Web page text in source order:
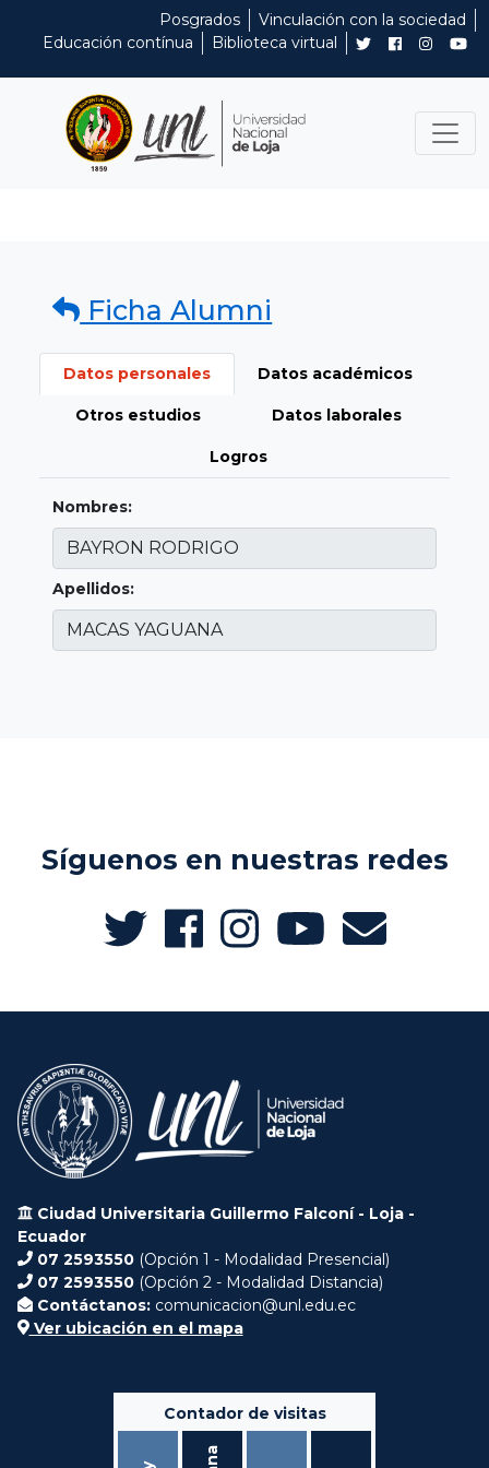
Posgrados
Vinculación con la sociedad
Educación contínua
Biblioteca virtual
Ficha Alumni
Datos personales Datos académicos
Otros estudios Datos laborales
Logros
Nombres:
Apellidos:
Síguenos en nuestras redes
Ciudad Universitaria Guillermo Falconí - Loja -
Ecuador
07 2593550 (Opción 1 - Modalidad Presencial)
07 2593550 (Opción 2 - Modalidad Distancia)
Contáctanos: comunicacion@unl.edu.ec
Ver ubicación en el mapa
Contador de visitas